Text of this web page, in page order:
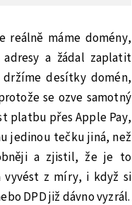
reálně máme domény,
a žádal zaplatit
desítky domén,
se ozve samotný
platbu přes Apple Pay,
jedinou tečku jiná, než
a zjistil, že je to
vyvést z míry, i když si
DPD již dávno vyzrál.